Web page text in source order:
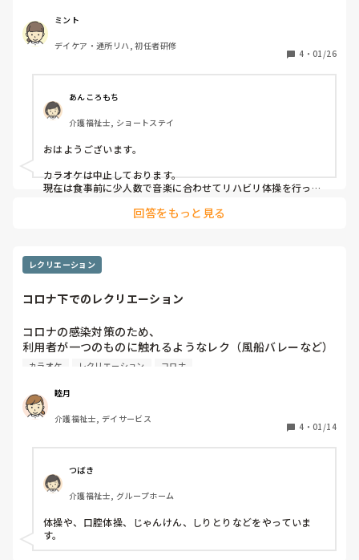
ミント
デイケア・通所リハ, 初任者研修
4 ・ 01/26
あんころもち
介護福祉士, ショートステイ
おはようございます。
カラオケは中止しております。
現在は食事前に少人数で音楽に合わせてリハビリ体操を行って
いくらマイクを消毒していても
回答をもっと見る
レクリエーション
コロナ下でのレクリエーション
コロナの感染対策のため、
利用者が一つのものに触れるようなレク（風船バレーなど）
は中止、
カラオケも、皆で歌を歌うのも中止といろいろなものが中止
になっています。
カラオケ大好きな利用者さんもたくさんおられて、皆さん、
不満は大きな声では言われませんが淋しく感じておられるよ
1年以上もこの状態でそろそろネタ切れしそうです。
コロナ下でのレク、何か工夫しておられることはあります
か？
カラオケ レクリエーション コロナ
睦月
介護福祉士, デイサービス
4 ・ 01/14
つばき
介護福祉士, グループホーム
体操や、口腔体操、じゃんけん、しりとりなどをやっていま
す。